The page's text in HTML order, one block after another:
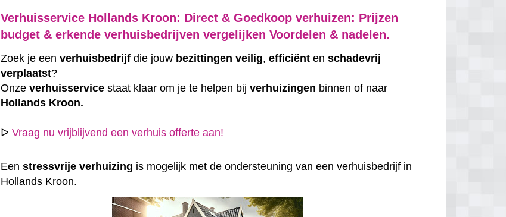
Verhuisservice Hollands Kroon: Direct & Goedkoop verhuizen: Prijzen
budget & erkende verhuisbedrijven vergelijken Voordelen & nadelen.
Zoek je eenverhuisbedrijf die jouw bezittingen veilig,efficiënt enschadevrij
verplaatst?
Onzeverhuisservice staat klaar om je te helpen bijverhuizingen binnen of naar
Hollands Kroon.
ᐅVraag nu vrijblijvend een verhuis offerte aan!
Eenstressvrije verhuizing is mogelijk met de ondersteuning van een verhuisbedrijf in
Hollands Kroon.